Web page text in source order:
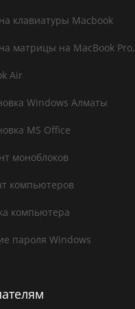
клавиатуры Macbook
матрицы на MacBook Pro,
Air
Windows Алматы
MS Office
моноблоков
компьютеров
компьютера
пароля Windows